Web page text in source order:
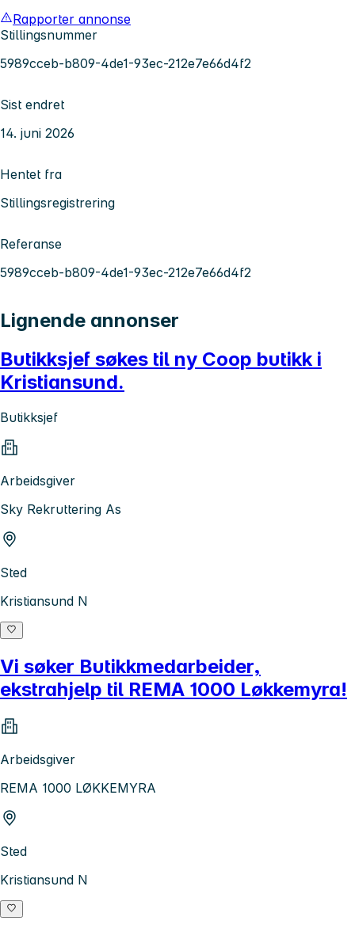
Rapporter annonse
Stillingsnummer
5989cceb-b809-4de1-93ec-212e7e66d4f2
Sist endret
14. juni 2026
Hentet fra
Stillingsregistrering
Referanse
5989cceb-b809-4de1-93ec-212e7e66d4f2
Lignende annonser
Butikksjef søkes til ny Coop butikk i
Kristiansund.
Butikksjef
Arbeidsgiver
Sky Rekruttering As
Sted
Kristiansund N
Vi søker Butikkmedarbeider,
ekstrahjelp til REMA 1000 Løkkemyra!
Arbeidsgiver
REMA 1000 LØKKEMYRA
Sted
Kristiansund N